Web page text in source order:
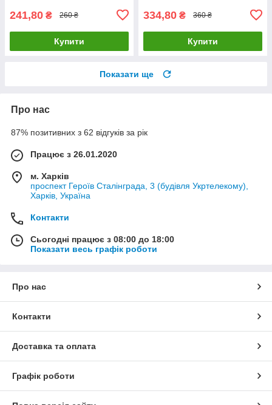
241,80 ₴ 260 ₴
Купити
334,80 ₴ 360 ₴
Купити
Показати ще
Про нас
87% позитивних з 62 відгуків за рік
Працює з 26.01.2020
м. Харків
проспект Героїв Сталінграда, 3 (будівля Укртелекому),
Харків, Україна
Контакти
Сьогодні працює з 08:00 до 18:00
Показати весь графік роботи
Про нас
Контакти
Доставка та оплата
Графік роботи